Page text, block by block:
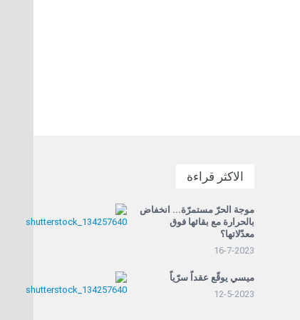
الاكثر قراءة
موجة الحرّ مستمرّة... انخفاض
بالحرارة مع بقائها فوق
معدّلاتها؟
16-7-2023
ميسي يوقّع عقداً سرّياً
12-5-2023